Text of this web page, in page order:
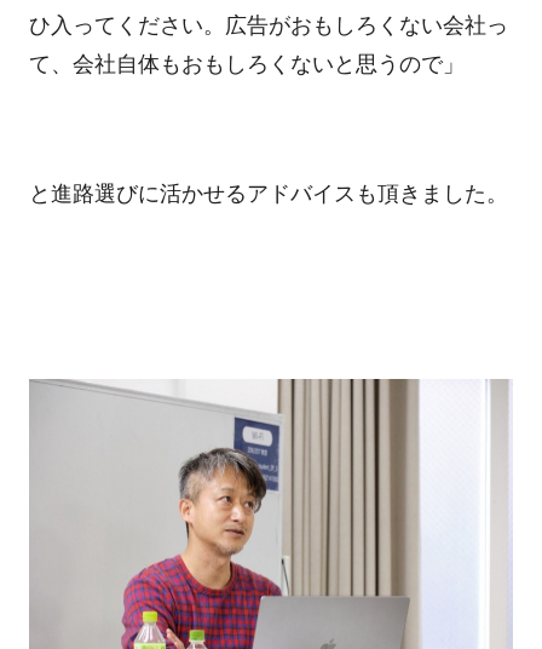
ひ入ってください。広告がおもしろくない会社っ
て、会社自体もおもしろくないと思うので」
と進路選びに活かせるアドバイスも頂きました。